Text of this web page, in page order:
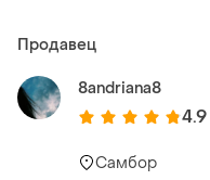
Продавец
8andriana8
4.9
Самбор